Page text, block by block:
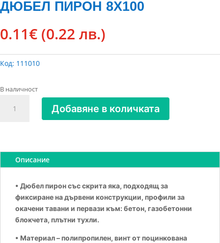
ДЮБЕЛ ПИРОН 8Х100
0.11€ (0.22 лв.)
Код: 111010
В наличност
Добавяне в количката
Описание
• Дюбел пирон със скрита яка, подходящ за
фиксиране на дървени конструкции, профили за
окачени тавани и первази към: бетон, газобетонни
блокчета, плътни тухли.
• Материал – полипропилен, винт от поцинкована